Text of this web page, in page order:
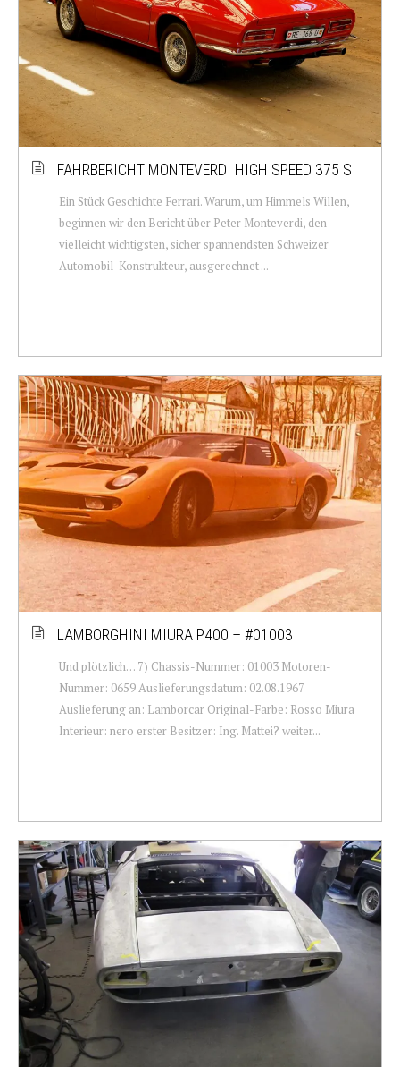
FAHRBERICHT MONTEVERDI HIGH SPEED 375 S
Ein Stück Geschichte Ferrari. Warum, um Himmels Willen,
beginnen wir den Bericht über Peter Monteverdi, den
vielleicht wichtigsten, sicher spannendsten Schweizer
Automobil-Konstrukteur, ausgerechnet ...
LAMBORGHINI MIURA P400 – #01003
Und plötzlich… 7) Chassis-Nummer: 01003 Motoren-
Nummer: 0659 Auslieferungsdatum: 02.08.1967
Auslieferung an: Lamborcar Original-Farbe: Rosso Miura
Interieur: nero erster Besitzer: Ing. Mattei? weiter...